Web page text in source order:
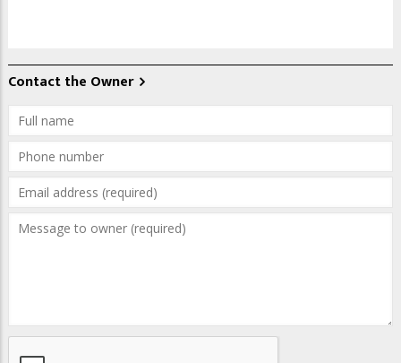
Contact the Owner